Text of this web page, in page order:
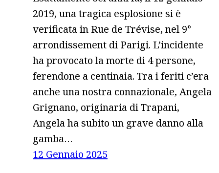
2019, una tragica esplosione si è
verificata in Rue de Trévise, nel 9°
arrondissement di Parigi. L’incidente
ha provocato la morte di 4 persone,
ferendone a centinaia. Tra i feriti c’era
anche una nostra connazionale, Angela
Grignano, originaria di Trapani,
Angela ha subito un grave danno alla
gamba…
12 Gennaio 2025